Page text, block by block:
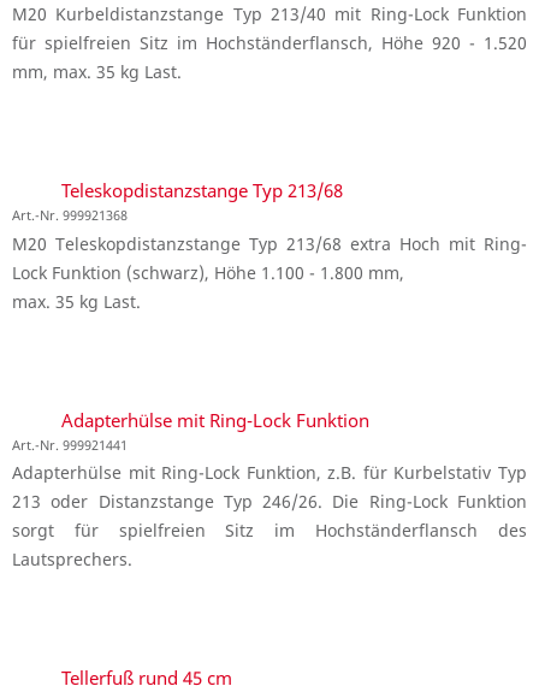
M20 Kurbeldistanzstange Typ 213/40 mit Ring-Lock Funktion
für spielfreien Sitz im Hochständerflansch, Höhe 920 - 1.520
mm, max. 35 kg Last.
Teleskopdistanzstange Typ 213/68
Art.-Nr. 999921368
M20 Teleskopdistanzstange Typ 213/68 extra Hoch mit Ring-
Lock Funktion (schwarz), Höhe 1.100 - 1.800 mm,
max. 35 kg Last.
Adapterhülse mit Ring-Lock Funktion
Art.-Nr. 999921441
Adapterhülse mit Ring-Lock Funktion, z.B. für Kurbelstativ Typ
213 oder Distanzstange Typ 246/26. Die Ring-Lock Funktion
sorgt für spielfreien Sitz im Hochständerflansch des
Lautsprechers.
Tellerfuß rund 45 cm